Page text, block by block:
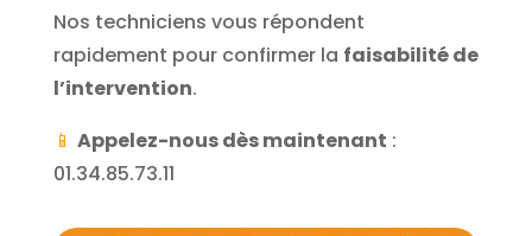
Nos techniciens vous répondent
rapidement pour confirmer la faisabilité de
l’intervention.
📱 Appelez-nous dès maintenant :
01.34.85.73.11